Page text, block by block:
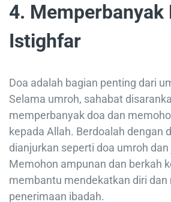
4. Memperbanyak
Istighfar
Doa adalah bagian penting dari
Selama umroh, sahabat
memperbanyak doa dan
kepada Allah. Berdoalah dengan
dianjurkan seperti doa umroh
Memohon ampunan dan berkah
membantu mendekatkan diri dan
penerimaan ibadah.